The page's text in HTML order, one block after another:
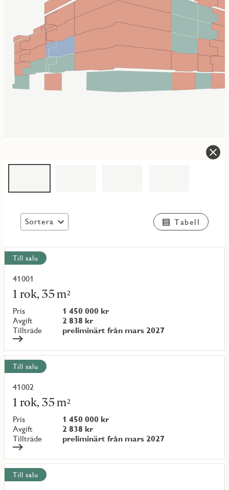
Sortera Tabell
Visa
alla
objekt
Till salu
41001
1 rok, 35 m²
Pris
1 450 000 kr
Avgift
2 838 kr
Tillträde
preliminärt från mars 2027
Läs
mer
om
objekt
{objectNumber}
Till salu
41002
1 rok, 35 m²
Pris
1 450 000 kr
Avgift
2 838 kr
Tillträde
preliminärt från mars 2027
Läs
mer
om
objekt
{objectNumber}
Till salu